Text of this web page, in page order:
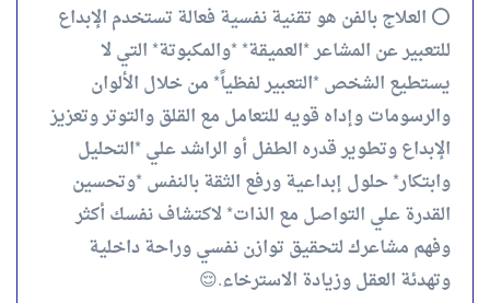
⭕️ العلاج بالفن هو تقنية نفسية فعالة تستخدم الإبداع
للتعبير عن المشاعر *العميقة* *والمكبوتة* التي لا
يستطيع الشخص *التعبير لفظياً* من خلال الألوان
والرسومات وإداه قويه للتعامل مع القلق والتوتر وتعزيز
الإبداع وتطوير قدره الطفل أو الراشد علي *التحليل
وابتكار* حلول إبداعية ورفع الثقة بالنفس *وتحسين
القدرة علي التواصل مع الذات* لاكتشاف نفسك أكثر
وفهم مشاعرك لتحقيق توازن نفسي وراحة داخلية
وتهدئة العقل وزيادة الاسترخاء.😌